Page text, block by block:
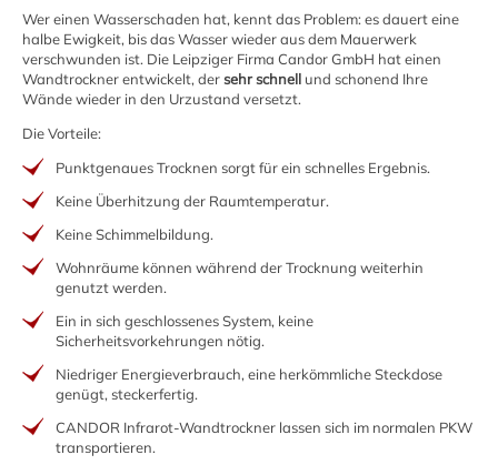
Wer einen Wasserschaden hat, kennt das Problem: es dauert eine
halbe Ewigkeit, bis das Wasser wieder aus dem Mauerwerk
verschwunden ist. Die Leipziger Firma Candor GmbH hat einen
Wandtrockner entwickelt, dersehr schnell und schonend Ihre
Wände wieder in den Urzustand versetzt.
Die Vorteile:
Punktgenaues Trocknen sorgt für ein schnelles Ergebnis.
Keine Überhitzung der Raumtemperatur.
Keine Schimmelbildung.
Wohnräume können während der Trocknung weiterhin
genutzt werden.
Ein in sich geschlossenes System, keine
Sicherheitsvorkehrungen nötig.
Niedriger Energieverbrauch, eine herkömmliche Steckdose
genügt, steckerfertig.
CANDOR Infrarot-Wandtrockner lassen sich im normalen PKW
transportieren.